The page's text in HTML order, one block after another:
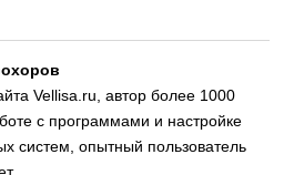
Vellisa.ru, автор более 1000
с программами и настройке
систем, опытный пользователь